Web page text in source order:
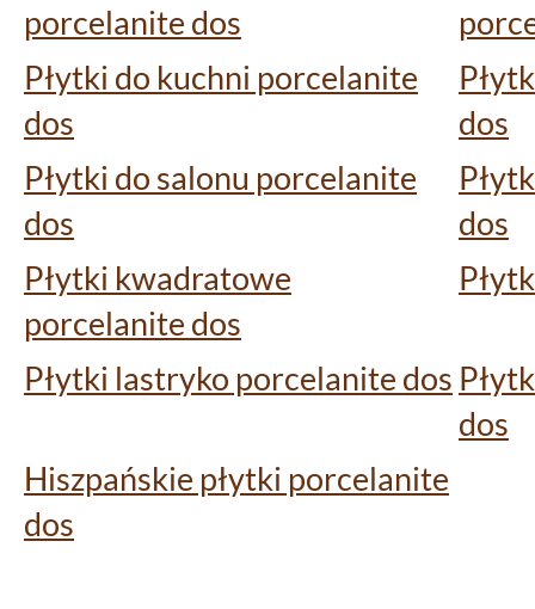
porcelanite dos
Płytki do kuchni porcelanite
dos
dos
Płytki do salonu porcelanite
dos
dos
Płytki kwadratowe
porcelanite dos
Płytki lastryko porcelanite dos
dos
Hiszpańskie płytki porcelanite
dos